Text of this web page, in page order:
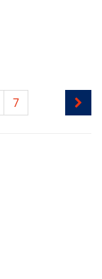
7